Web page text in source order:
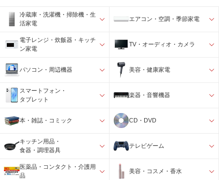
冷蔵庫・洗濯機・掃除機・生
活家電
エアコン・空調・季節家電
電子レンジ・炊飯器・キッチ
ン家電
TV・オーディオ・カメラ
パソコン・周辺機器 美容・健康家電
スマートフォン・
タブレット
楽器・音響機器
本・雑誌・コミック CD・DVD
キッチン用品・
食器・調理器具
テレビゲーム
医薬品・コンタクト・介護用
品
美容・コスメ・香水